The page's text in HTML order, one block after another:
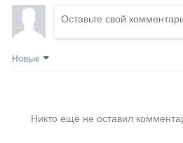
Новые
Никто ещё не оставил